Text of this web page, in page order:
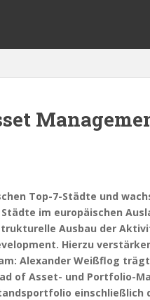
Top-7-Städte und
im europäischen
Ausbau der
Hierzu
Alexander Weißflog
of Asset- und Portfolio-
einschließlich